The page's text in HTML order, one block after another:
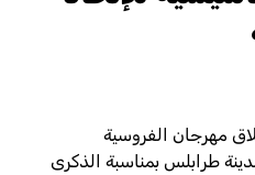
مهرجان الفروسية
طرابلس بمناسبة الذكرى